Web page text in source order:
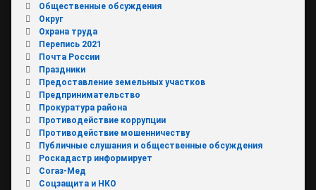
Общественные обсуждения
Округ
Охрана труда
Перепись 2021
Почта России
Праздники
Предоставление земельных участков
Предпринимательство
Прокуратура района
Противодействие коррупции
Противодействие мошенничеству
Публичные слушания и общественные обсуждения
Роскадастр информирует
Согаз-Мед
Соцзащита и НКО